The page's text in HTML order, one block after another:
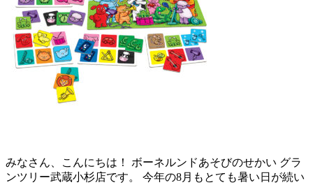
みなさん、こんにちは！ ボーネルンドあそびのせかい グラ
ンツリー武蔵小杉店です。 今年の8月もとても暑い日が続い